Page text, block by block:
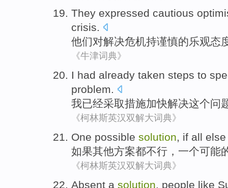
They expressed cautious
crisis.
他们对解决危机持谨慎的乐观态
《牛津词典》
I had already taken steps to
problem.
我已经采取措施加快解决这个问
《柯林斯英汉双解大词典》
One possible solution, if all else
如果其他方案都不行 ， 一个可能
《柯林斯英汉双解大词典》
Absent a solution, people like